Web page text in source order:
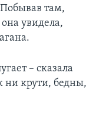
там,
увидела,
– сказала
ни крути, бедны,